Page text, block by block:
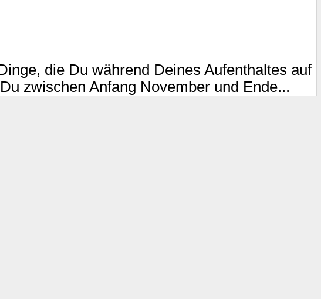
die Du während Deines Aufenthaltes auf
zwischen Anfang November und Ende...